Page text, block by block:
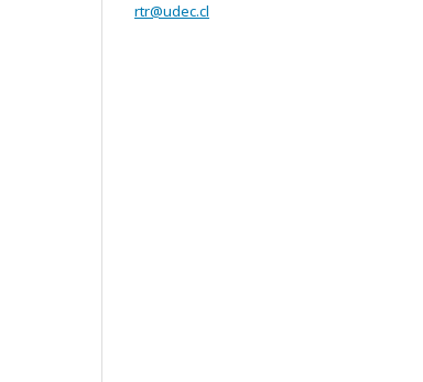
rtr@udec.cl